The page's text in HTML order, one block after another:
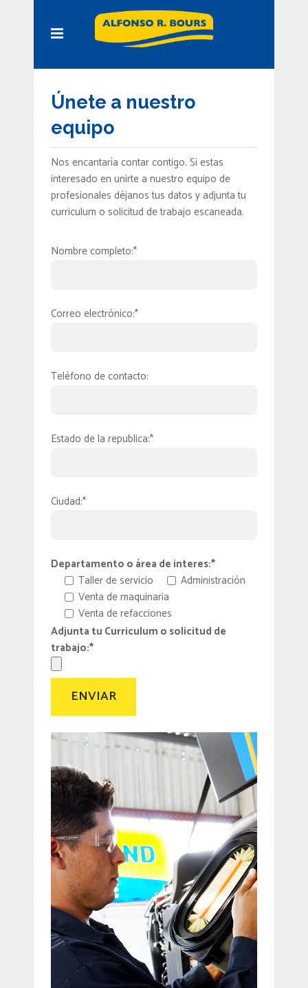
Únete a nuestro
equipo
Nos encantaría contar contigo. Si estas
interesado en unirte a nuestro equipo de
profesionales déjanos tus datos y adjunta tu
curriculum o solicitud de trabajo escaneada.
Nombre completo:*
Correo electrónico:*
Teléfono de contacto:
Estado de la republica:*
Ciudad:*
Departamento o área de interes:*
Taller de servicio
Administración
Venta de maquinaria
Venta de refacciones
Adjunta tu Curriculum o solicitud de
trabajo:*